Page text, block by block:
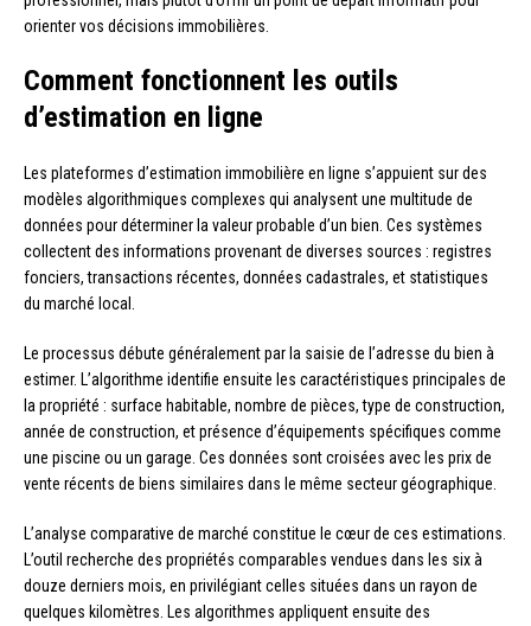
orienter vos décisions immobilières.
Comment fonctionnent les outils
d’estimation en ligne
Les plateformes d’estimation immobilière en ligne s’appuient sur des
modèles algorithmiques complexes qui analysent une multitude de
données pour déterminer la valeur probable d’un bien. Ces systèmes
collectent des informations provenant de diverses sources : registres
fonciers, transactions récentes, données cadastrales, et statistiques
du marché local.
Le processus débute généralement par la saisie de l’adresse du bien à
estimer. L’algorithme identifie ensuite les caractéristiques principales de
la propriété : surface habitable, nombre de pièces, type de construction,
année de construction, et présence d’équipements spécifiques comme
une piscine ou un garage. Ces données sont croisées avec les prix de
vente récents de biens similaires dans le même secteur géographique.
L’analyse comparative de marché constitue le cœur de ces estimations.
L’outil recherche des propriétés comparables vendues dans les six à
douze derniers mois, en privilégiant celles situées dans un rayon de
quelques kilomètres. Les algorithmes appliquent ensuite des